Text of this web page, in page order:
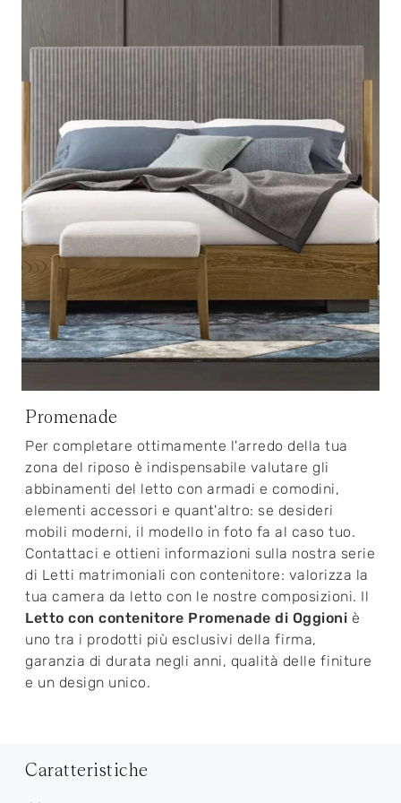
Promenade
Per completare ottimamente l'arredo della tua
zona del riposo è indispensabile valutare gli
abbinamenti del letto con armadi e comodini,
elementi accessori e quant'altro: se desideri
mobili moderni, il modello in foto fa al caso tuo.
Contattaci e ottieni informazioni sulla nostra serie
di Letti matrimoniali con contenitore: valorizza la
tua camera da letto con le nostre composizioni. Il
Letto con contenitore Promenade di Oggioni è
uno tra i prodotti più esclusivi della firma,
garanzia di durata negli anni, qualità delle finiture
e un design unico.
Caratteristiche